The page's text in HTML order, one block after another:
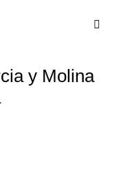
y Molina